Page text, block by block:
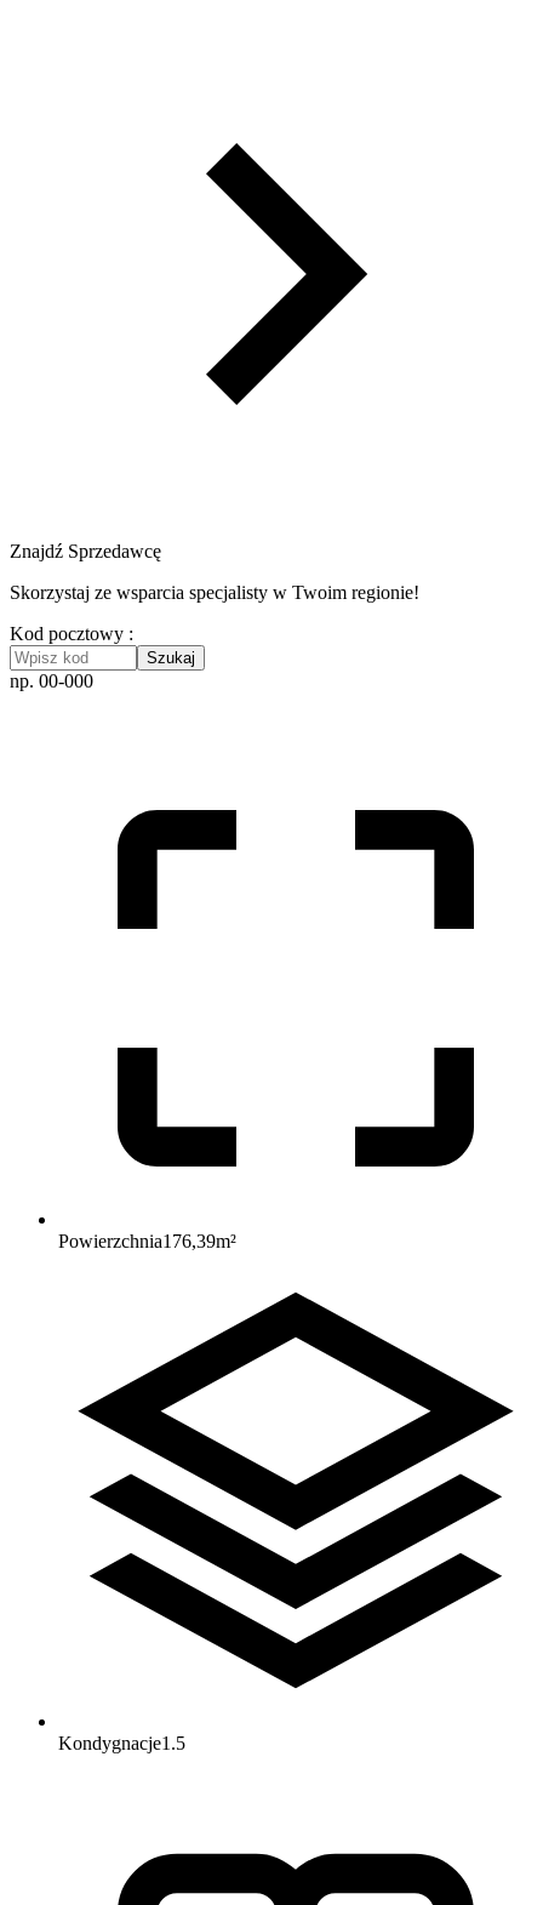
Znajdź Sprzedawcę
Skorzystaj ze wsparcia specjalisty w Twoim regionie!
Kod pocztowy :
Szukaj
np. 00-000
Powierzchnia176,39m²
Kondygnacje1.5